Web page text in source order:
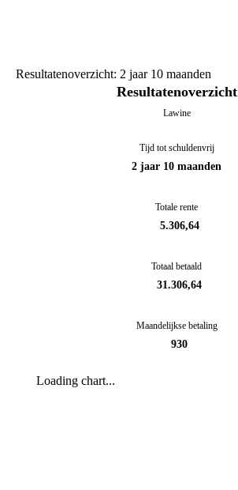
Resultatenoverzicht: 2 jaar 10 maanden
Resultatenoverzicht
Lawine
Tijd tot schuldenvrij
2 jaar 10 maanden
Totale rente
5.306,64
Totaal betaald
31.306,64
Maandelijkse betaling
930
Loading chart...